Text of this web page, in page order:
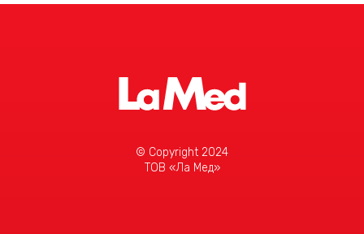
© Copyright 2024
ТОВ «Ла Мед»